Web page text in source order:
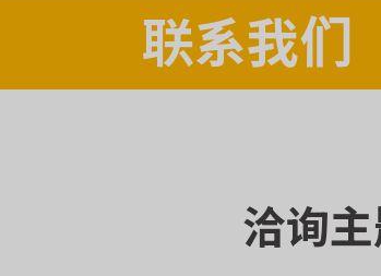
联系我们
洽询